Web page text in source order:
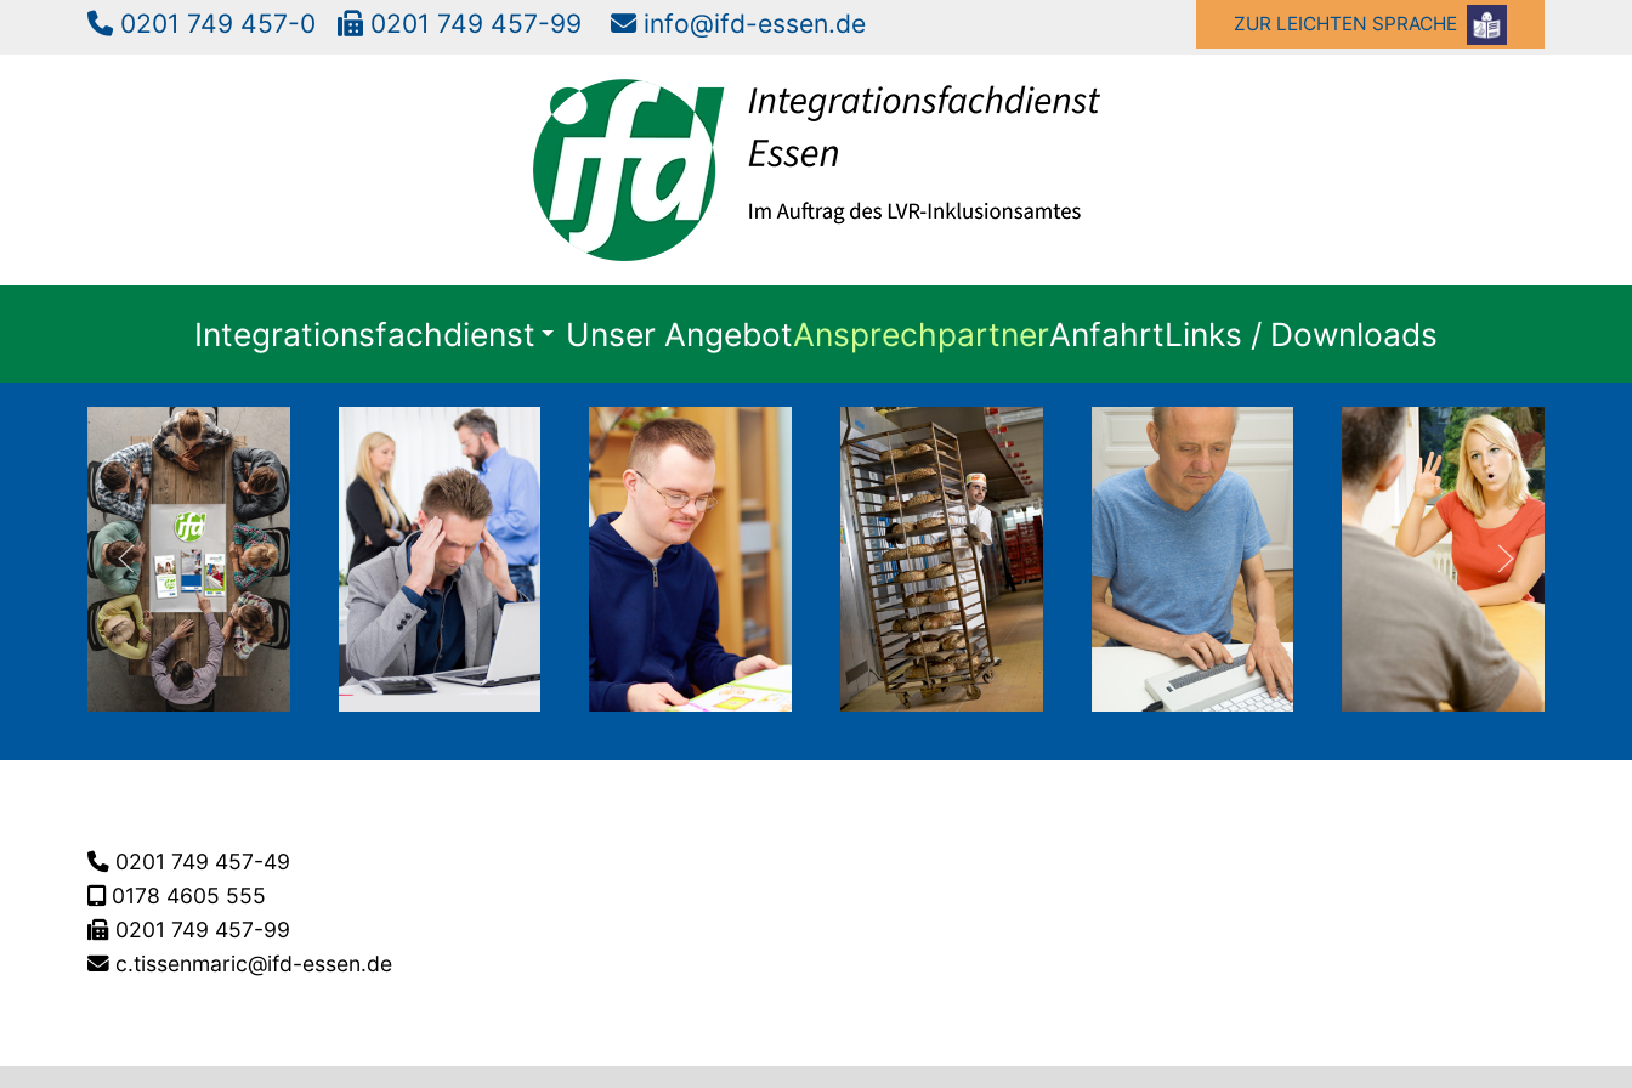
0201 749 457-0 0201 749 457-99 info@ifd-essen.de ZUR LEICHTEN SPRACHE
Integrationsfachdienst Unser AngebotAnsprechpartnerAnfahrtLinks / Downloads
0201 749 457-49
0178 4605 555
0201 749 457-99
c.tissenmaric@ifd-essen.de